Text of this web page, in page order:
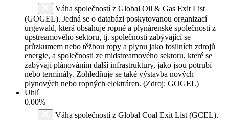
Váha společností z Global Oil & Gas Exit List
(GOGEL). Jedná se o databázi poskytovanou organizací
urgewald, která obsahuje ropné a plynárenské společnosti z
upstreamového sektoru, tj. společnosti zabývající se
průzkumem nebo těžbou ropy a plynu jako fosilních zdrojů
energie, a společnosti ze midstreamového sektoru, které se
zabývají plánováním další infrastruktury, jako jsou potrubí
nebo terminály. Zohledňuje se také výstavba nových
plynových nebo ropných elektráren. (Zdroj: GOGEL)
Uhlí
0.00%
Váha společností z Global Coal Exit List (GCEL).